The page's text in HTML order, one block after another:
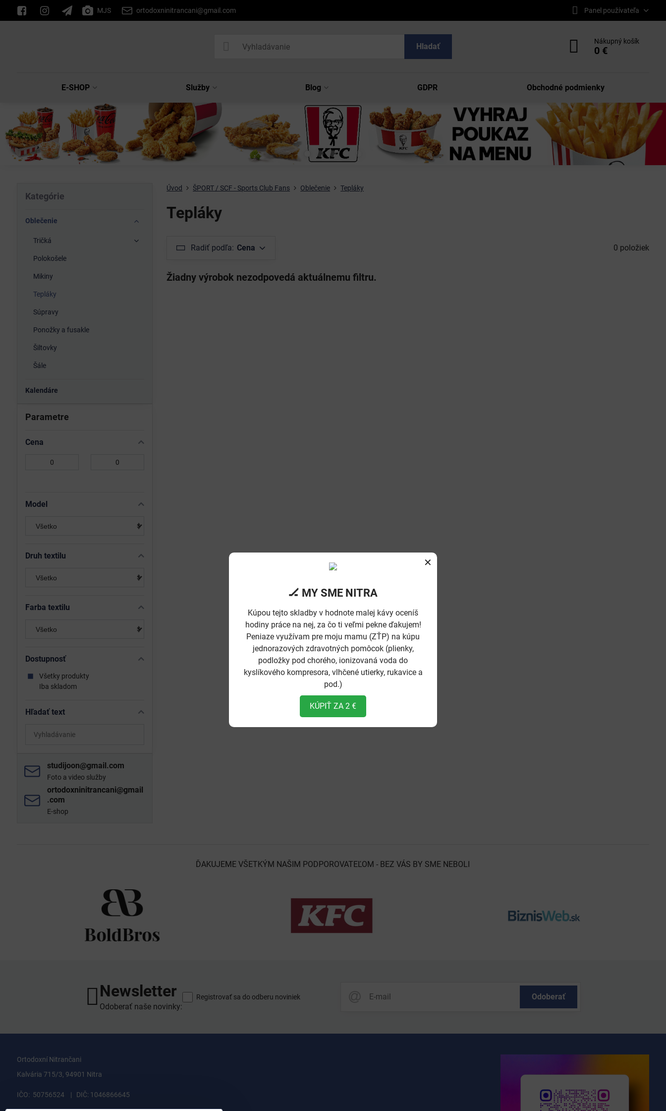
MJS ortodoxninitrancani@gmail.com Panel používateľa
Hladať
Nákupný košík
0 €
E-SHOP Služby Blog GDPR Obchodné podmienky
Úvod ŠPORT / SCF - Sports Club Fans Oblečenie Tepláky
Tepláky
Radiť podľa: Cena 0 položiek
Parametre
Cena
Model
Druh textilu
Farba textilu
Dostupnosť
Všetky produkty
Iba skladom
Hľadať text
Prehľadať
výsledky
fulltextomstudijoon​@gmail​.com
Foto a video služby
ortodoxninitrancani​@gmail​
.com
E-shop
Kategórie
Oblečenie
Tričká
Polokošele
Mikiny
Tepláky
Súpravy
Ponožky a fusakle
Šiltovky
Šále
Kalendáre
ĎAKUJEME VŠETKÝM NAŠIM PODPOROVATEĽOM - BEZ VÁS BY SME NEBOLI
Newsletter
Odoberať naše novinky:
Odoberať
Registrovať sa do odberu noviniek
Ortodoxní Nitrančani
Kalvária 715/3, 94901 Nitra
IČO: 50756524 | DIČ: 1046866645
✕
🏒 MY SME NITRA
Kúpou tejto skladby v hodnote malej kávy oceníš
hodiny práce na nej, za čo ti veľmi pekne ďakujem!
Peniaze využívam pre moju mamu (ZŤP) na kúpu
jednorazových zdravotných pomôcok (plienky,
podložky pod chorého, ionizovaná voda do
kyslíkového kompresora, vlhčené utierky, rukavice a
pod.)
KÚPIŤ ZA 2 €